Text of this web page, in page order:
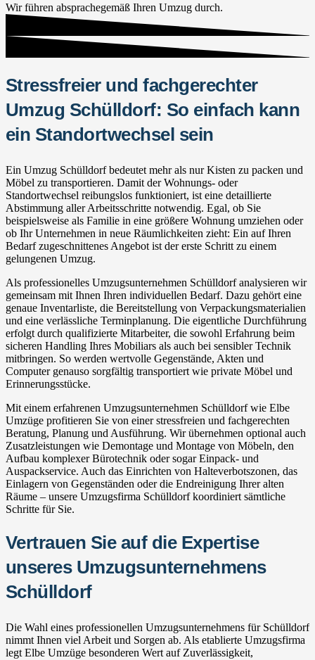
Wir führen absprachegemäß Ihren Umzug durch.
Stressfreier und fachgerechter
Umzug Schülldorf: So einfach kann
ein Standortwechsel sein
Ein Umzug Schülldorf bedeutet mehr als nur Kisten zu packen und
Möbel zu transportieren. Damit der Wohnungs- oder
Standortwechsel reibungslos funktioniert, ist eine detaillierte
Abstimmung aller Arbeitsschritte notwendig. Egal, ob Sie
beispielsweise als Familie in eine größere Wohnung umziehen oder
ob Ihr Unternehmen in neue Räumlichkeiten zieht: Ein auf Ihren
Bedarf zugeschnittenes Angebot ist der erste Schritt zu einem
gelungenen Umzug.
Als professionelles Umzugsunternehmen Schülldorf analysieren wir
gemeinsam mit Ihnen Ihren individuellen Bedarf. Dazu gehört eine
genaue Inventarliste, die Bereitstellung von Verpackungsmaterialien
und eine verlässliche Terminplanung. Die eigentliche Durchführung
erfolgt durch qualifizierte Mitarbeiter, die sowohl Erfahrung beim
sicheren Handling Ihres Mobiliars als auch bei sensibler Technik
mitbringen. So werden wertvolle Gegenstände, Akten und
Computer genauso sorgfältig transportiert wie private Möbel und
Erinnerungsstücke.
Mit einem erfahrenen Umzugsunternehmen Schülldorf wie Elbe
Umzüge profitieren Sie von einer stressfreien und fachgerechten
Beratung, Planung und Ausführung. Wir übernehmen optional auch
Zusatzleistungen wie Demontage und Montage von Möbeln, den
Aufbau komplexer Bürotechnik oder sogar Einpack- und
Auspackservice. Auch das Einrichten von Halteverbotszonen, das
Einlagern von Gegenständen oder die Endreinigung Ihrer alten
Räume – unsere Umzugsfirma Schülldorf koordiniert sämtliche
Schritte für Sie.
Vertrauen Sie auf die Expertise
unseres Umzugsunternehmens
Schülldorf
Die Wahl eines professionellen Umzugsunternehmens für Schülldorf
nimmt Ihnen viel Arbeit und Sorgen ab. Als etablierte Umzugsfirma
legt Elbe Umzüge besonderen Wert auf Zuverlässigkeit,